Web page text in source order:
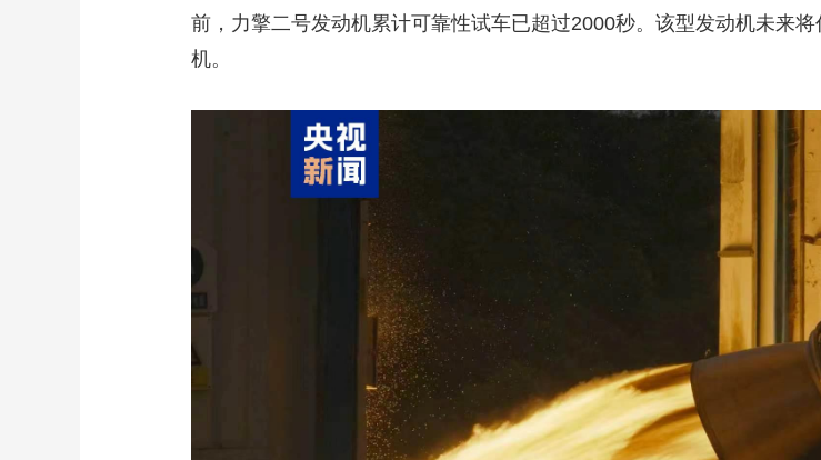
前，力擎二号发动机累计可靠性试车已超过2000秒。该型发动机未来将
机。